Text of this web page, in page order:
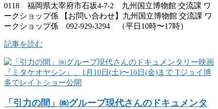
0118 福岡県太宰府市石坂4-7-2 九州国立博物館 交流課 ワ
ークショップ係 【お問い合わせ】九州国立博物館 交流課 ワ
ークショップ係 092-929-3294 （平日10時〜17時）
記事を読む
「引力の間」㈱グループ現代さんのドキュメンタ